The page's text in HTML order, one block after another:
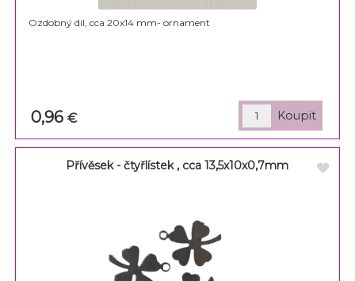
Ozdobný díl, cca 20x14 mm- ornament
0,96€
Přívěsek - čtyřlístek , cca 13,5x10x0,7mm